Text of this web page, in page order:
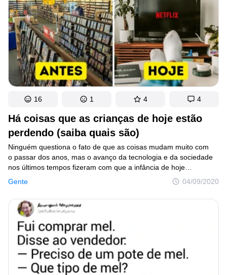
Felizmente, uma invenção promete deixar todos esses
problemas no passado.
Há coisas que as crianças de hoje estão
perdendo (saiba quais são)
Gente 04/09/2020
Ninguém questiona o fato de que as coisas mudam muito com
o passar dos anos, mas o avanço da tecnologia e da sociedade
nos últimos tempos fizeram com que a infância de hoje
se tornasse algo muito diferente daquela que tivemos há 20 anos
16 1 4 4